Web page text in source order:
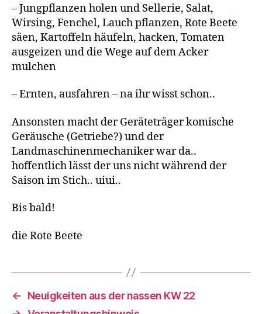
– Jungpflanzen holen und Sellerie, Salat,
Wirsing, Fenchel, Lauch pflanzen, Rote Beete
säen, Kartoffeln häufeln, hacken, Tomaten
ausgeizen und die Wege auf dem Acker
mulchen
– Ernten, ausfahren – na ihr wisst schon..
Ansonsten macht der Geräteträger komische
Geräusche (Getriebe?) und der
Landmaschinenmechaniker war da..
hoffentlich lässt der uns nicht während der
Saison im Stich.. uiui..
Bis bald!
die Rote Beete
←
Neuigkeiten aus der nassen KW 22